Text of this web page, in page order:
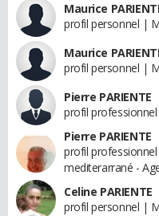
Maurice
profil personnel |
Maurice
profil personnel |
Pierre PARIENTE
profil
Pierre PARIENTE
profil
mediterarrané -
Celine PARIENTE
profil personnel |